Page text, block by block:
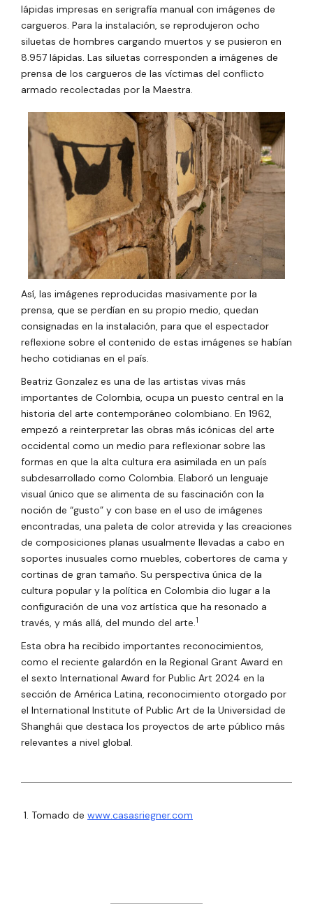
lápidas impresas en serigrafía manual con imágenes de
cargueros. Para la instalación, se reprodujeron ocho
siluetas de hombres cargando muertos y se pusieron en
8.957 lápidas. Las siluetas corresponden a imágenes de
prensa de los cargueros de las víctimas del conflicto
armado recolectadas por la Maestra.
Así, las imágenes reproducidas masivamente por la
prensa, que se perdían en su propio medio, quedan
consignadas en la instalación, para que el espectador
reflexione sobre el contenido de estas imágenes se habían
hecho cotidianas en el país.
Beatriz Gonzalez es una de las artistas vivas más
importantes de Colombia, ocupa un puesto central en la
historia del arte contemporáneo colombiano. En 1962,
empezó a reinterpretar las obras más icónicas del arte
occidental como un medio para reflexionar sobre las
formas en que la alta cultura era asimilada en un país
subdesarrollado como Colombia. Elaboró un lenguaje
visual único que se alimenta de su fascinación con la
noción de “gusto” y con base en el uso de imágenes
encontradas, una paleta de color atrevida y las creaciones
de composiciones planas usualmente llevadas a cabo en
soportes inusuales como muebles, cobertores de cama y
cortinas de gran tamaño. Su perspectiva única de la
cultura popular y la política en Colombia dio lugar a la
configuración de una voz artística que ha resonado a
través, y más allá, del mundo del arte.1
Esta obra ha recibido importantes reconocimientos,
como el reciente galardón en la Regional Grant Award en
el sexto International Award for Public Art 2024 en la
sección de América Latina, reconocimiento otorgado por
el International Institute of Public Art de la Universidad de
Shanghái que destaca los proyectos de arte público más
relevantes a nivel global.
1. Tomado de www.casasriegner.com